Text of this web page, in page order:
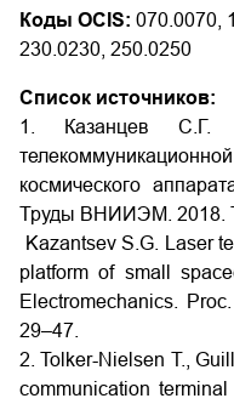
Коды OCIS: 070.0070,
230.0230, 250.0250
Список источников:
1. Казанцев С.Г.
космического
Труды ВНИИЭМ. 2018.
Kazantsev S.G. Laser
platform of small
Electromechanics.
29–47.
2. Tolker-Nielsen T.,
communication